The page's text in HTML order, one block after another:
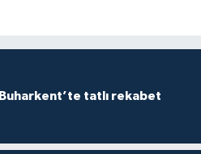
Buharkent’te tatlı rekabet